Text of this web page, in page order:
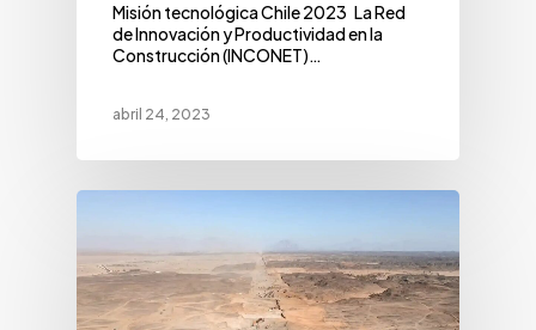
Misión tecnológica Chile 2023 La Red
de Innovación y Productividad en la
Construcción (INCONET)…
abril 24, 2023